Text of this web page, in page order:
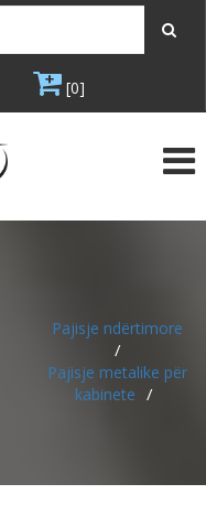
[0]
Pajisje ndërtimore
/
Pajisje metalike për
kabinete /